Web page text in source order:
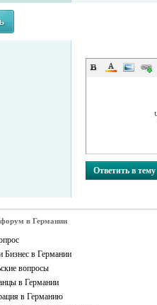
Ответить в тему
в Германии
Бизнес в Германии
вопросы
в Германии
в Германию